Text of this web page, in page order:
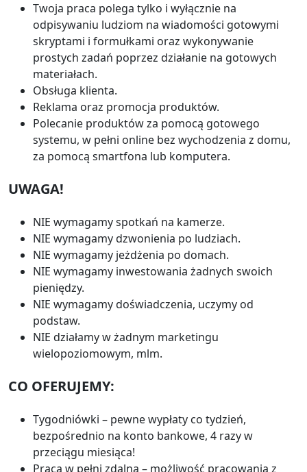
Twoja praca polega tylko i wyłącznie na
odpisywaniu ludziom na wiadomości gotowymi
skryptami i formułkami oraz wykonywanie
prostych zadań poprzez działanie na gotowych
materiałach.
Obsługa klienta.
Reklama oraz promocja produktów.
Polecanie produktów za pomocą gotowego
systemu, w pełni online bez wychodzenia z domu,
za pomocą smartfona lub komputera.
UWAGA!
NIE wymagamy spotkań na kamerze.
NIE wymagamy dzwonienia po ludziach.
NIE wymagamy jeżdżenia po domach.
NIE wymagamy inwestowania żadnych swoich
pieniędzy.
NIE wymagamy doświadczenia, uczymy od
podstaw.
NIE działamy w żadnym marketingu
wielopoziomowym, mlm.
CO OFERUJEMY:
Tygodniówki – pewne wypłaty co tydzień,
bezpośrednio na konto bankowe, 4 razy w
przeciągu miesiąca!
Praca w pełni zdalna – możliwość pracowania z